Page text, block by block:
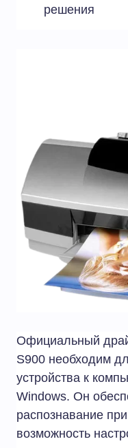
решения
Официальный
S900 необходим
устройства к
Windows. Он
распознавание
возможность